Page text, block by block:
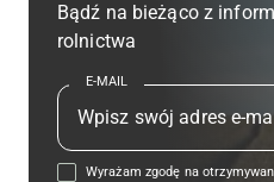
Bądź na bieżąco z
rolnictwa
E-MAIL
Wyrażam zgodę na